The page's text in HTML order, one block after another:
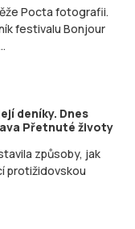
Pocta fotografii.
festivalu Bonjour
deníky. Dnes
Přetnuté životy
způsoby, jak
protižidovskou